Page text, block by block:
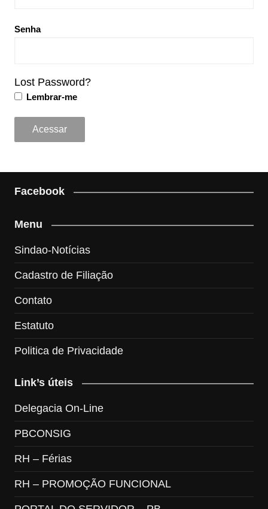
Senha
Lost Password?
Lembrar-me
Facebook
Menu
Sindao-Notícias
Cadastro de Filiação
Contato
Estatuto
Politica de Privacidade
Link’s úteis
Delegacia On-Line
PBCONSIG
RH – Férias
RH – PROMOÇÃO FUNCIONAL